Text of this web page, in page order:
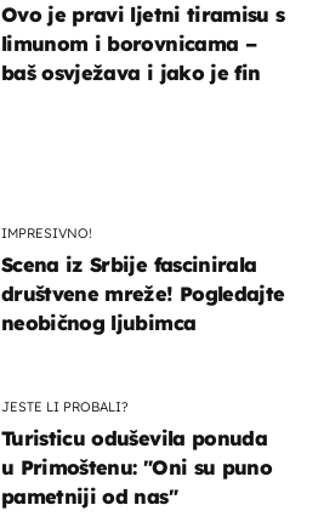
IMPRESIVNO!
Scena iz Srbije fascinirala
društvene mreže! Pogledajte
neobičnog ljubimca
JESTE LI PROBALI?
Turisticu oduševila ponuda
u Primoštenu: "Oni su puno
pametniji od nas"
Ovo je pravi ljetni tiramisu s
limunom i borovnicama –
baš osvježava i jako je fin